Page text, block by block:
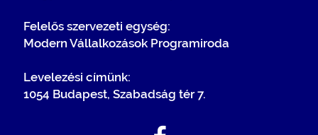
Felelős szervezeti egység:
Modern Vállalkozások Programiroda
Levelezési címünk:
1054 Budapest, Szabadság tér 7.